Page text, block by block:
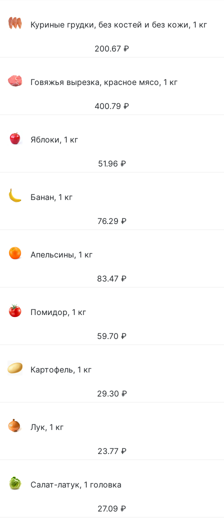
Куриные грудки, без костей и без кожи, 1 кг
200.67 ₽
Говяжья вырезка, красное мясо, 1 кг
400.79 ₽
Яблоки, 1 кг
51.96 ₽
Банан, 1 кг
76.29 ₽
Апельсины, 1 кг
83.47 ₽
Помидор, 1 кг
59.70 ₽
Картофель, 1 кг
29.30 ₽
Лук, 1 кг
23.77 ₽
Салат-латук, 1 головка
27.09 ₽